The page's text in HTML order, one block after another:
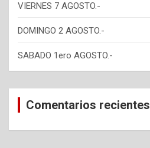
VIERNES 7 AGOSTO.-
DOMINGO 2 AGOSTO.-
SABADO 1ero AGOSTO.-
Comentarios recientes